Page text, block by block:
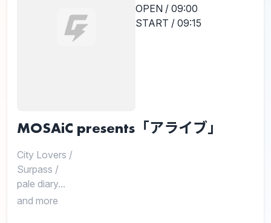
OPEN / 09:00
START / 09:15
MOSAiC presents「アライブ」
City Lovers /
Surpass /
pale diary...
and more